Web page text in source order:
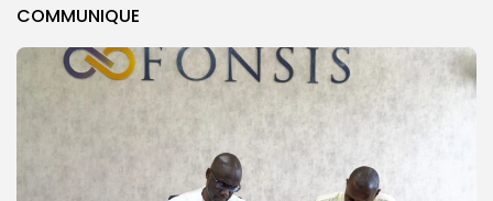
COMMUNIQUE